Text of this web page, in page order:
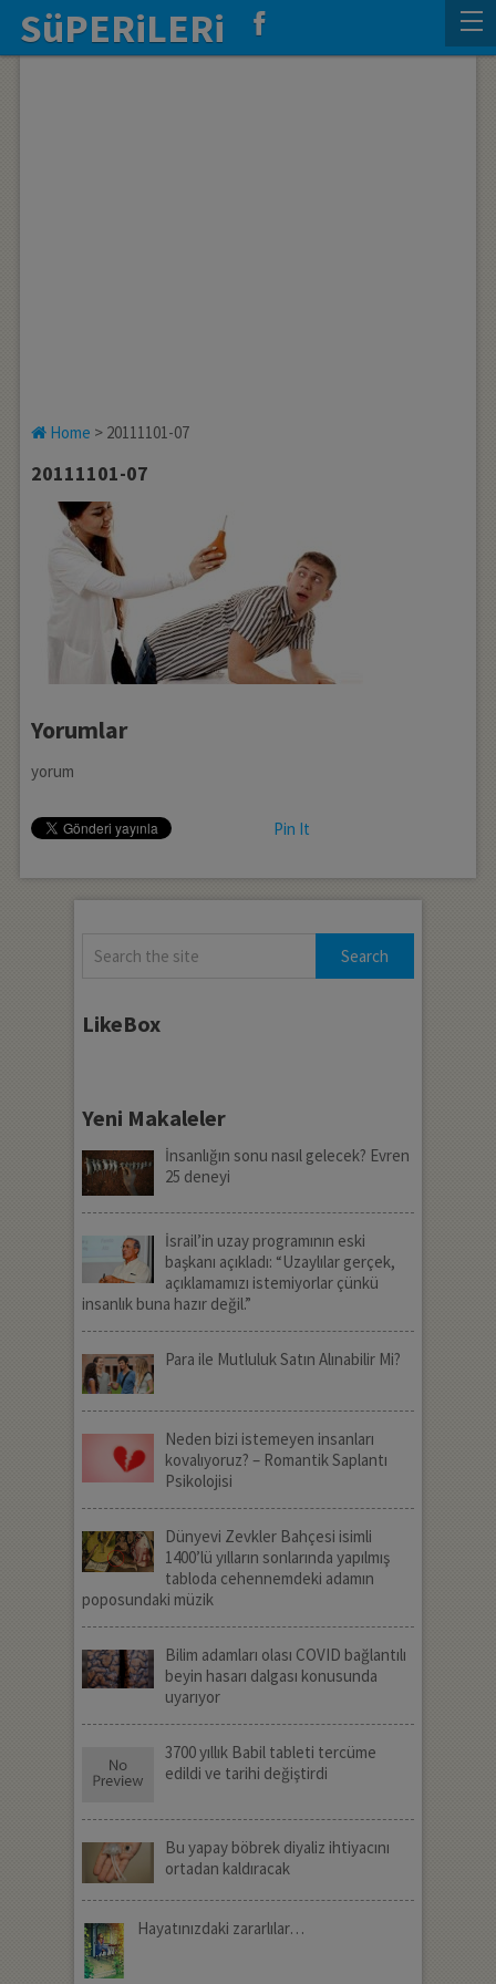
SüPERiLERi
Home > 20111101-07
20111101-07
Yorumlar
yorum
Pin It
LikeBox
Yeni Makaleler
İnsanlığın sonu nasıl gelecek? Evren
25 deneyi
İsrail’in uzay programının eski
başkanı açıkladı: “Uzaylılar gerçek,
açıklamamızı istemiyorlar çünkü
insanlık buna hazır değil.”
Para ile Mutluluk Satın Alınabilir Mi?
Neden bizi istemeyen insanları
kovalıyoruz? – Romantik Saplantı
Psikolojisi
Dünyevi Zevkler Bahçesi isimli
1400’lü yılların sonlarında yapılmış
tabloda cehennemdeki adamın
poposundaki müzik
Bilim adamları olası COVID bağlantılı
beyin hasarı dalgası konusunda
uyarıyor
3700 yıllık Babil tableti tercüme
edildi ve tarihi değiştirdi
Bu yapay böbrek diyaliz ihtiyacını
ortadan kaldıracak
Hayatınızdaki zararlılar…